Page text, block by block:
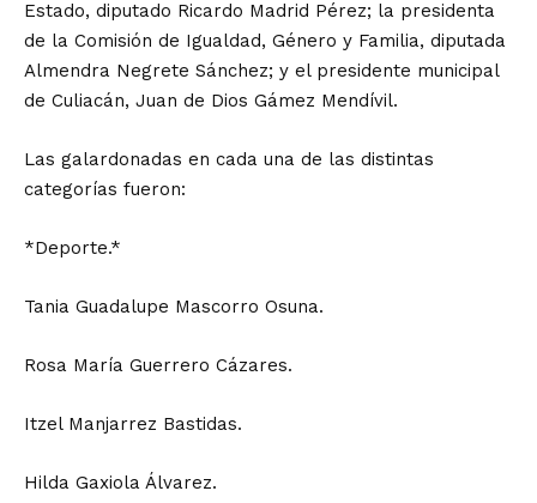
Estado, diputado Ricardo Madrid Pérez; la presidenta
de la Comisión de Igualdad, Género y Familia, diputada
Almendra Negrete Sánchez; y el presidente municipal
de Culiacán, Juan de Dios Gámez Mendívil.
Las galardonadas en cada una de las distintas
categorías fueron:
*Deporte.*
Tania Guadalupe Mascorro Osuna.
Rosa María Guerrero Cázares.
Itzel Manjarrez Bastidas.
Hilda Gaxiola Álvarez.